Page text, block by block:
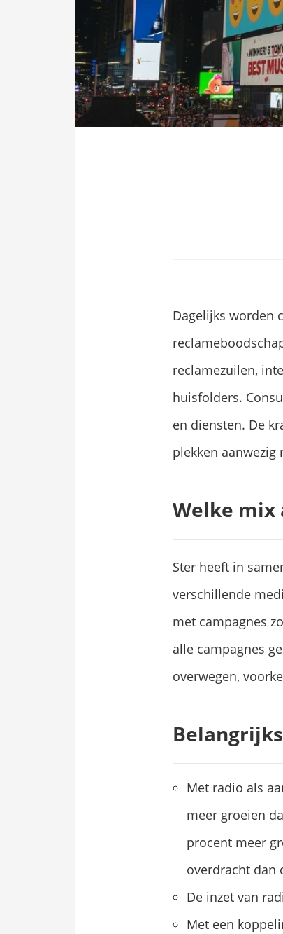
Dagelijks worden
reclamezuilen,
huisfolders.
en diensten. De
plekken
Welke mix
Ster heeft in
verschillende
met campagnes
alle campagnes
overwegen,
Met radio als
meer groeien
procent meer
overdracht dan
De inzet van
Met een